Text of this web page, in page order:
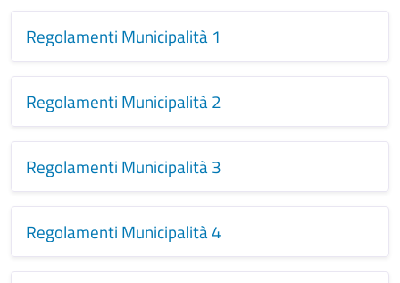
Regolamenti Municipalità 1
Regolamenti Municipalità 2
Regolamenti Municipalità 3
Regolamenti Municipalità 4